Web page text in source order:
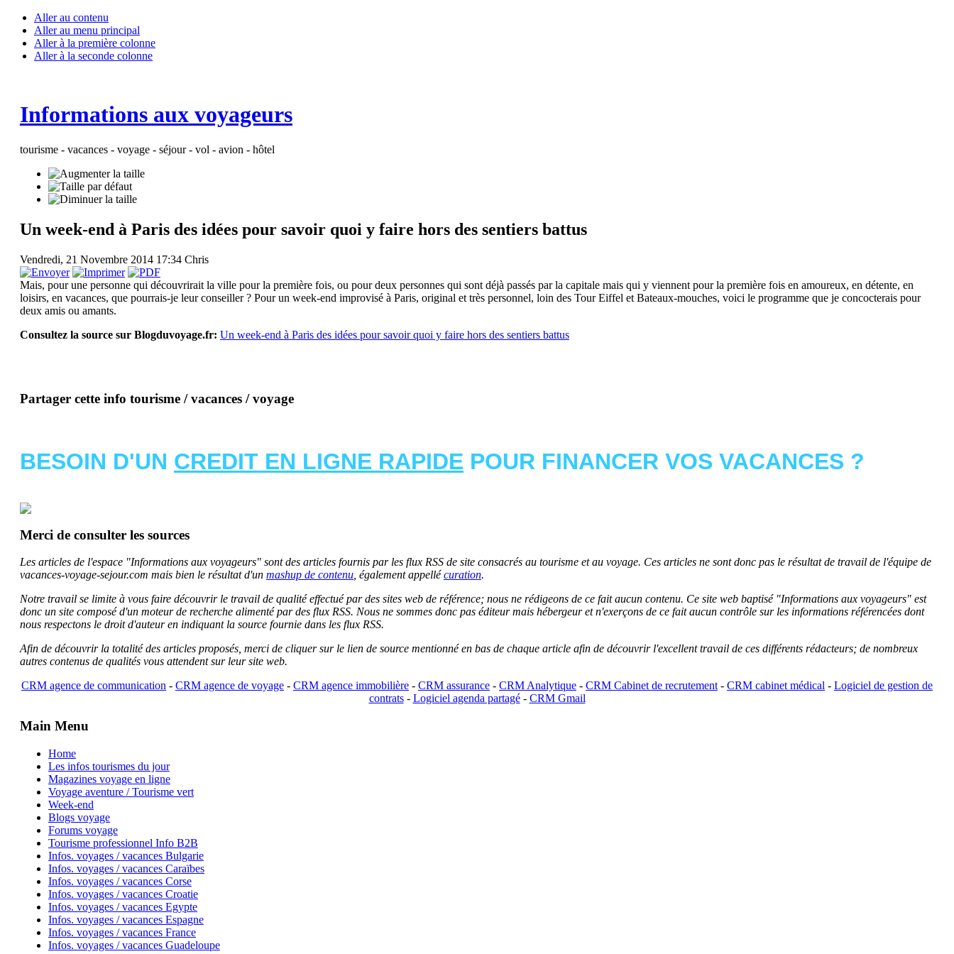
Aller au contenu
Aller au menu principal
Aller à la première colonne
Aller à la seconde colonne
Informations aux voyageurs
tourisme - vacances - voyage - séjour - vol - avion - hôtel
Un week-end à Paris des idées pour savoir quoi y faire hors des sentiers battus
Vendredi, 21 Novembre 2014 17:34 Chris
Mais, pour une personne qui découvrirait la ville pour la première fois, ou pour deux personnes qui sont déjà passés par la capitale mais qui y viennent pour la première fois en amoureux, en détente, en
loisirs, en vacances, que pourrais-je leur conseiller ? Pour un week-end improvisé à Paris, original et très personnel, loin des Tour Eiffel et Bateaux-mouches, voici le programme que je concocterais pour
deux amis ou amants.
Consultez la source sur Blogduvoyage.fr: Un week-end à Paris des idées pour savoir quoi y faire hors des sentiers battus
Partager cette info tourisme / vacances / voyage
BESOIN D'UN CREDIT EN LIGNE RAPIDE POUR FINANCER VOS VACANCES ?
Merci de consulter les sources
Les articles de l'espace "Informations aux voyageurs" sont des articles fournis par les flux RSS de site consacrés au tourisme et au voyage. Ces articles ne sont donc pas le résultat de travail de l'équipe de
vacances-voyage-sejour.com mais bien le résultat d'un mashup de contenu, également appellécuration.
Notre travail se limite à vous faire découvrir le travail de qualité effectué par des sites web de référence; nous ne rédigeons de ce fait aucun contenu. Ce site web baptisé "Informations aux voyageurs" est
donc un site composé d'un moteur de recherche alimenté par des flux RSS. Nous ne sommes donc pas éditeur mais hébergeur et n'exerçons de ce fait aucun contrôle sur les informations référencées dont
nous respectons le droit d'auteur en indiquant la source fournie dans les flux RSS.
Afin de découvrir la totalité des articles proposés, merci de cliquer sur le lien de source mentionné en bas de chaque article afin de découvrir l'excellent travail de ces différents rédacteurs; de nombreux
autres contenus de qualités vous attendent sur leur site web.
CRM agence de communication - CRM agence de voyage - CRM agence immobilière - CRM assurance - CRM Analytique - CRM Cabinet de recrutement- CRM cabinet médical - Logiciel de gestion de
contrats- Logiciel agenda partagé- CRM Gmail
Main Menu
Home
Les infos tourismes du jour
Magazines voyage en ligne
Voyage aventure / Tourisme vert
Week-end
Blogs voyage
Forums voyage
Tourisme professionnel Info B2B
Infos. voyages / vacances Bulgarie
Infos. voyages / vacances Caraïbes
Infos. voyages / vacances Corse
Infos. voyages / vacances Croatie
Infos. voyages / vacances Egypte
Infos. voyages / vacances Espagne
Infos. voyages / vacances France
Infos. voyages / vacances Guadeloupe